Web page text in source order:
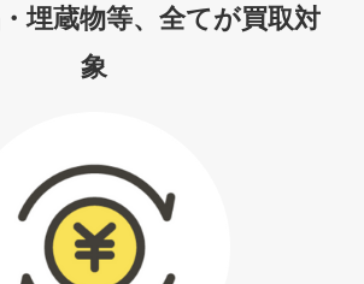
埋蔵物等、全てが買取対
象